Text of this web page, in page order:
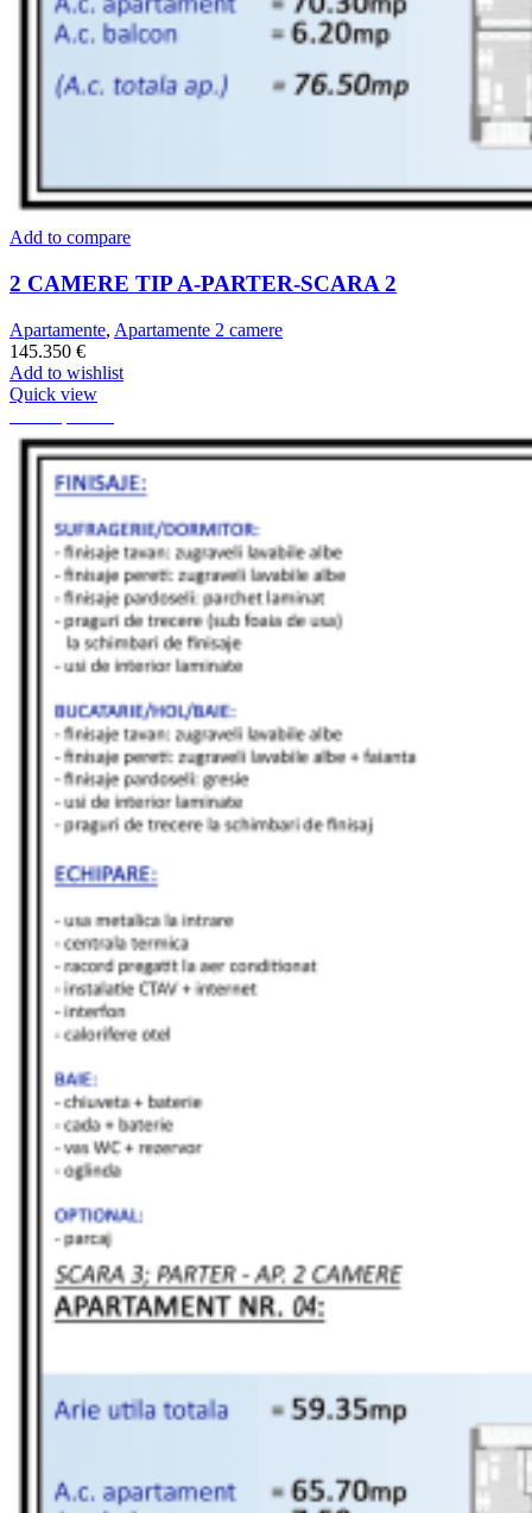
Add to compare
2 CAMERE TIP A-PARTER-SCARA 2
Apartamente, Apartamente 2 camere
145.350 €
Add to wishlist
Quick view